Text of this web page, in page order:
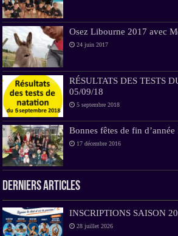
Osez Libourne 2017 avec
24 juin 2017
RÉSULTATS DES TESTS
05/09/18
5 septembre 2018
Bonnes fêtes de fin d’année
17 décembre 2016
Derniers Articles
INSCRIPTIONS SAISON
28 juillet 2026